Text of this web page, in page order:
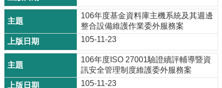
106年度基金資料庫主機系統及其週邊
整合設備維護作業委外服務案
105-11-23
106年度ISO 27001驗證續評輔導暨資
訊安全管理制度維護委外服務案
105-11-23